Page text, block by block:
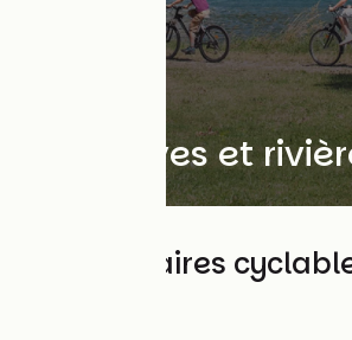
Les fleuves et
Des itinéraires